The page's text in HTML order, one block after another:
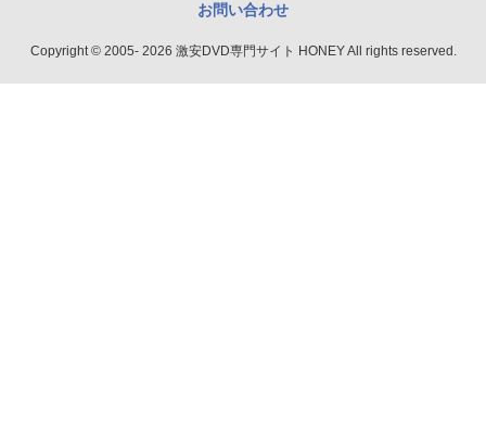
お問い合わせ
Copyright © 2005- 2026 激安DVD専門サイト HONEY All rights reserved.